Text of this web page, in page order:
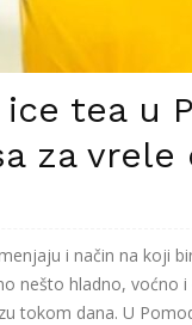
ice tea u
za vrele
i način na koji
nešto hladno, voćno
tokom dana. U